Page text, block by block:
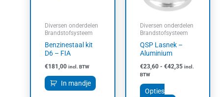
Diversen onderdelen
Brandstofsysteem
Benzinestaal kit
D6 – FIA
€181,00 incl. BTW
In mandje
Diversen onderdelen
Brandstofsysteem
QSP Lasnek –
Aluminium
€23,60 - €42,35 incl.
BTW
Opties
optie
gekozen
worden
de